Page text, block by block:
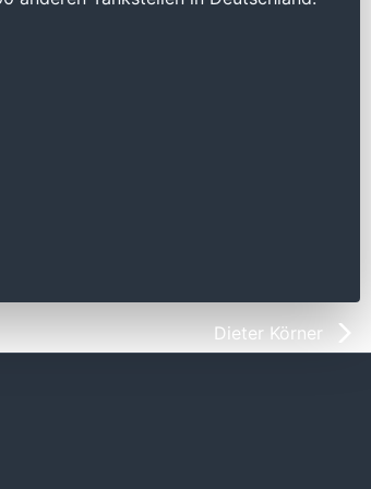
Dieter Körner